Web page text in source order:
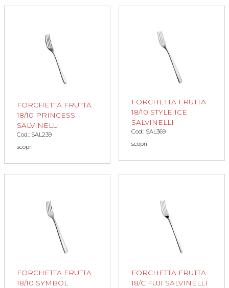
FORCHETTA FRUTTA
18/10 PRINCESS
SALVINELLI
Cod.: SAL239
scopri
FORCHETTA FRUTTA
18/10 STYLE ICE
SALVINELLI
Cod.: SAL369
scopri
FORCHETTA FRUTTA
18/10 SYMBOL
FORCHETTA FRUTTA
18/C FUJI SALVINELLI